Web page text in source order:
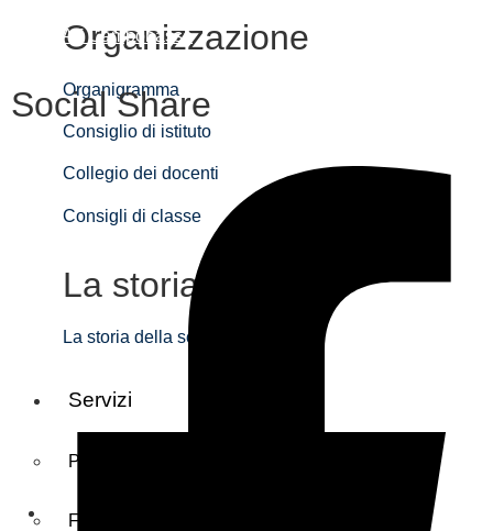
Organizzazione
Organigramma
Consiglio di istituto
Collegio dei docenti
Consigli di classe
La storia
La storia della scuola
Servizi
Panoramica
Famiglie e studenti
MIM – AT Campobasso
Social Share